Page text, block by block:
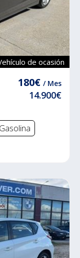
de ocasión
180€ / Mes
14.900€
Gasolina